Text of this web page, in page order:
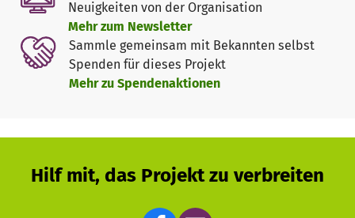
Neuigkeiten von der Organisation
Mehr zum Newsletter
Sammle gemeinsam mit Bekannten selbst
Spenden für dieses Projekt
Mehr zu Spendenaktionen
Hilf mit, das Projekt zu verbreiten